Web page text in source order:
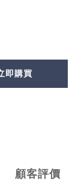
即購買
顧客評價